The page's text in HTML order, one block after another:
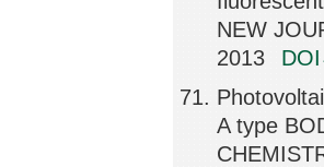
NEW
2013
A type